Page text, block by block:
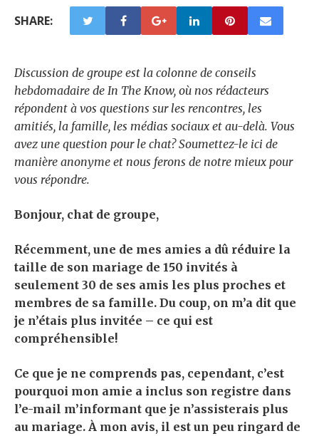
SHARE:
Discussion de groupe est la colonne de conseils
hebdomadaire de In The Know, où nos rédacteurs
répondent à vos questions sur les rencontres, les
amitiés, la famille, les médias sociaux et au-delà. Vous
avez une question pour le chat?Soumettez-le ici de
manière anonyme et nous ferons de notre mieux pour
vous répondre.
Bonjour, chat de groupe,
Récemment, une de mes amies a dû réduire la
taille de son mariage de 150 invités à
seulement 30 de ses amis les plus proches et
membres de sa famille. Du coup, on m’a dit que
je n’étais plus invitée – ce qui est
compréhensible!
Ce que je ne comprends pas, cependant, c’est
pourquoi mon amie a inclus son registre dans
l’e-mail m’informant que je n’assisterais plus
au mariage. À mon avis, il est un peu ringard de